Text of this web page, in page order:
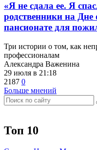
​«Я не сдала ее. Я
родственники на
пансионате для
Три истории о том, как
профессионалам
Александра Важенина
29 июля в 21:18
2187 0
Больше мнений
Топ 10